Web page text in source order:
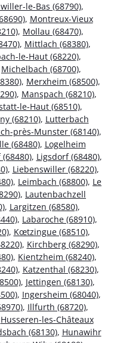
le-Bas (68790),
, Montreux-Vieux
, Mollau (68470),
, Mittlach (68380),
le-Haut (68220),
Michelbach (68700),
, Merxheim (68500),
, Manspach (68210),
le-Haut (68510),
(68210), Lutterbach
près-Munster (68140),
(68480), Logelheim
, Ligsdorf (68480),
, Liebenswiller (68220),
, Leimbach (68800), Le
, Lautenbachzell
, Largitzen (68580),
, Labaroche (68910),
, Kœtzingue (68510),
, Kirchberg (68290),
, Kientzheim (68240),
, Katzenthal (68230),
, Jettingen (68130),
, Ingersheim (68040),
, Illfurth (68720),
Husseren-les-Châteaux
(68130), Hunawihr